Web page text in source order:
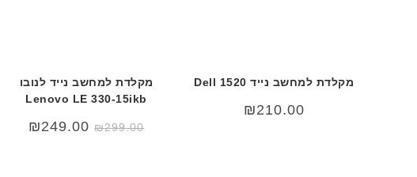
מקלדת למחשב נייד Dell 1520
₪210.00
מקלדת למחשב נייד לנובו
Lenovo LE 330-15ikb
₪299.00
המחיר
המקורי
₪249.00
המחיר
הנוכחי